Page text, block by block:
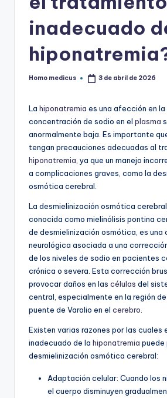
inadecuado
Publicado
Homo medicus 3 de abril de 2026
La hiponatremia es una afección en la
concentración de sodio en el plasma
anormalmente baja. Es importante
tengan precauciones adecuadas al
hiponatremia , ya que un manejo
a complicaciones graves, como la
osmótica cerebral.
La desmielinización osmótica
conocida como mielinólisis pontina
de desmielinización osmótica, es una
neurológica asociada a una
de los niveles de sodio en pacientes
crónica o severa. Esta corrección
provocar daños en las células del
central, especialmente en la región
puente de Varolio en el cerebro
Existen varias razones por las cuales
inadecuado de la hiponatremia puede
desmielinización osmótica cerebral:
Adaptación celular: Cuando los
el cuerpo disminuyen